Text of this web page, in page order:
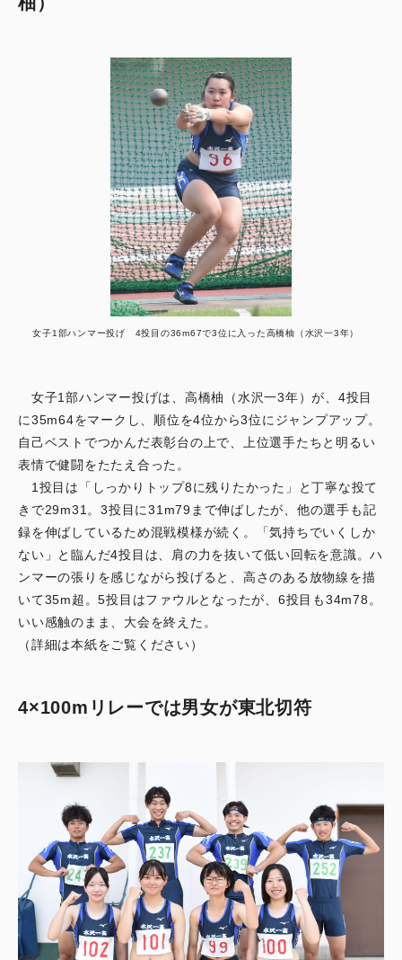
女子1部ハンマー投げ 4投目の36m67で3位に入った高橋柚（水沢一3年）
女子1部ハンマー投げは、高橋柚（水沢一3年）が、4投目
に35m64をマークし、順位を4位から3位にジャンプアップ。
自己ベストでつかんだ表彰台の上で、上位選手たちと明るい
表情で健闘をたたえ合った。
1投目は「しっかりトップ8に残りたかった」と丁寧な投て
きで29m31。3投目に31m79まで伸ばしたが、他の選手も記
録を伸ばしているため混戦模様が続く。「気持ちでいくしか
ない」と臨んだ4投目は、肩の力を抜いて低い回転を意識。ハ
ンマーの張りを感じながら投げると、高さのある放物線を描
いて35m超。5投目はファウルとなったが、6投目も34m78。
いい感触のまま、大会を終えた。
（詳細は本紙をご覧ください）
4×100mリレーでは男女が東北切符